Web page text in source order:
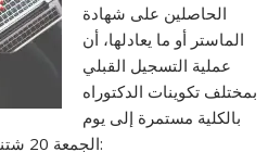
الحاصلين على شهادة
الماستر أو ما يعادلها، أن
عملية التسجيل القبلي
بمختلف تكوينات الدكتوراه
بالكلية مستمرة إلى يوم